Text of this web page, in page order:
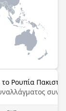
το Ρουπία